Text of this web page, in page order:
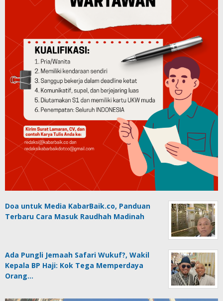
Doa untuk Media KabarBaik.co, Panduan
Terbaru Cara Masuk Raudhah Madinah
Ada Pungli Jemaah Safari Wukuf?, Wakil
Kepala BP Haji: Kok Tega Memperdaya
Orang…